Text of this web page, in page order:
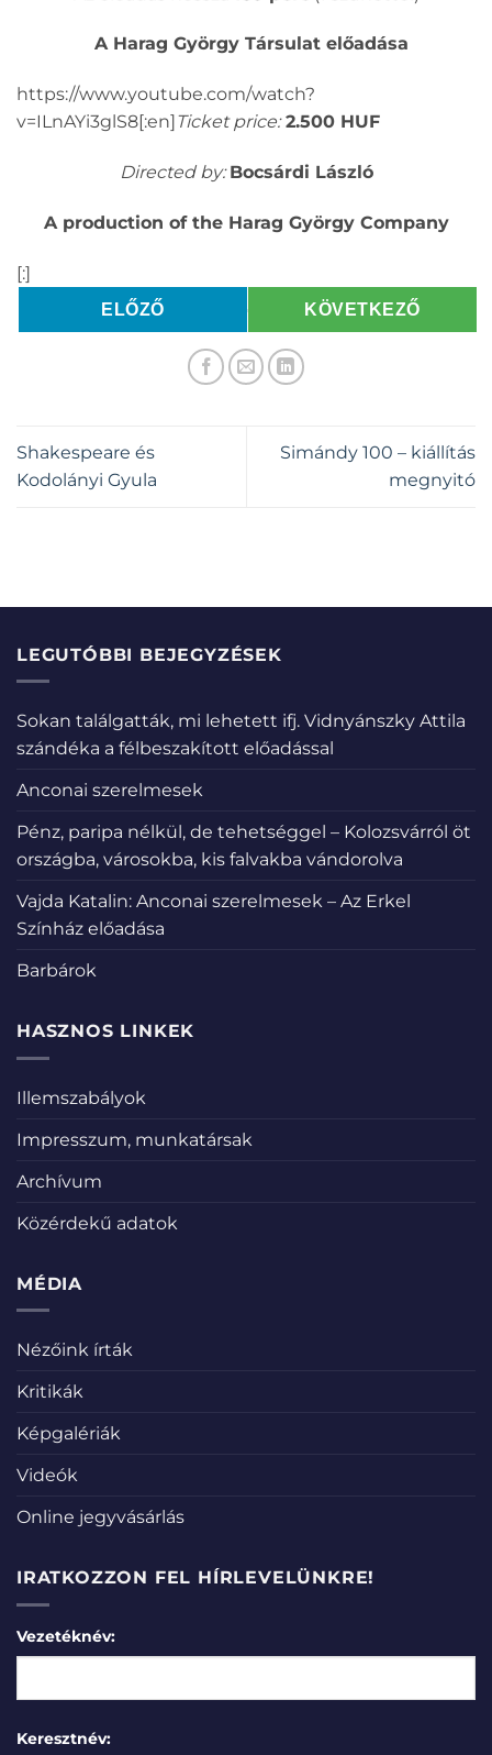
A Harag György Társulat előadása
https://www.youtube.com/watch?
v=ILnAYi3glS8[:en] Ticket price:2.500 HUF
Directed by: Bocsárdi László
A production of the Harag György Company
[:]
ELŐZŐ KÖVETKEZŐ
Shakespeare és
Kodolányi Gyula
Simándy 100 – kiállítás
megnyitó
LEGUTÓBBI BEJEGYZÉSEK
Sokan találgatták, mi lehetett ifj. Vidnyánszky Attila
szándéka a félbeszakított előadással
Anconai szerelmesek
Pénz, paripa nélkül, de tehetséggel – Kolozsvárról öt
országba, városokba, kis falvakba vándorolva
Vajda Katalin: Anconai szerelmesek – Az Erkel
Színház előadása
Barbárok
HASZNOS LINKEK
Illemszabályok
Impresszum, munkatársak
Archívum
Közérdekű adatok
MÉDIA
Nézőink írták
Kritikák
Képgalériák
Videók
Online jegyvásárlás
IRATKOZZON FEL HÍRLEVELÜNKRE!
Vezetéknév:
Keresztnév: